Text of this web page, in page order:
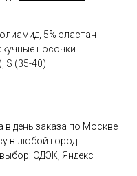
5% эластан
носочки
S (35-40)
в день заказа по Москве
в любой город
СДЭК, Яндекс